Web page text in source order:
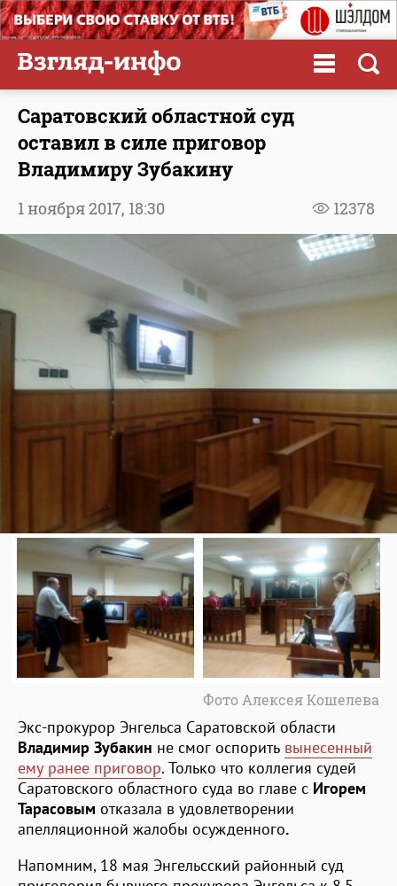
Саратовский областной суд
оставил в силе приговор
Владимиру Зубакину
12378
1 ноября 2017, 18:30
Фото Алексея Кошелева
Экс-прокурор Энгельса Саратовской области
Владимир Зубакин не смог оспорить вынесенный
ему ранее приговор. Только что коллегия судей
Саратовского областного суда во главе с Игорем
Тарасовым отказала в удовлетворении
апелляционной жалобы осужденного.
Напомним, 18 мая Энгельсский районный суд